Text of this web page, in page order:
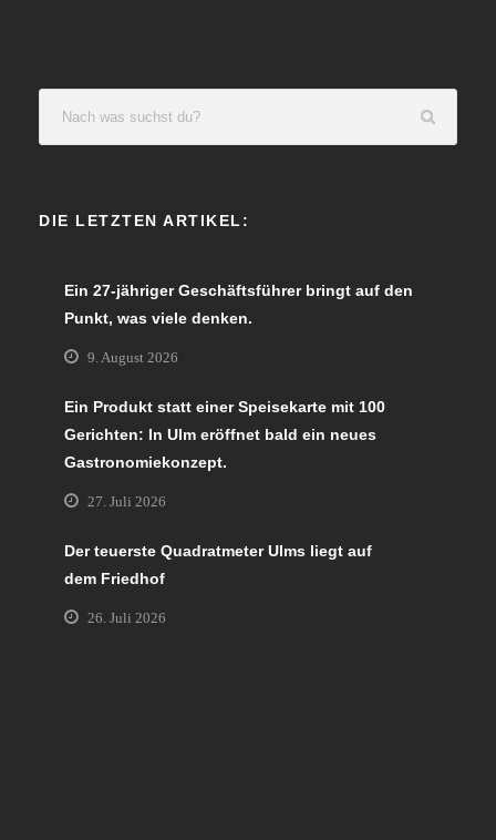
DIE LETZTEN ARTIKEL:
Ein 27-jähriger Geschäftsführer bringt auf den
Punkt, was viele denken.
9. August 2026
Ein Produkt statt einer Speisekarte mit 100
Gerichten: In Ulm eröffnet bald ein neues
Gastronomiekonzept.
27. Juli 2026
Der teuerste Quadratmeter Ulms liegt auf
dem Friedhof
26. Juli 2026